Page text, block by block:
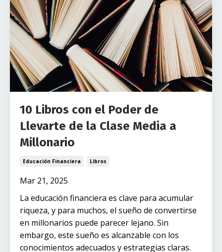
10 Libros con el Poder de
Llevarte de la Clase Media a
Millonario
Educación Financiera Libros
Mar 21, 2025
La educación financiera es clave para acumular
riqueza, y para muchos, el sueño de convertirse
en millonarios puede parecer lejano. Sin
embargo, este sueño es alcanzable con los
conocimientos adecuados y estrategias claras.